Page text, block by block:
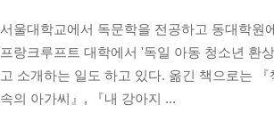
서울대학교에서 독문학을 전공하고 동대학
프랑크루프트 대학에서 '독일 아동 청소년 환
고 소개하는 일도 하고 있다. 옮긴 책으로는
속의 아가씨』, 『내 강아지 ...